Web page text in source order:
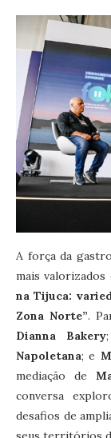
A força da
mais valorizados
na Tijuca:
Zona Norte”.
Dianna Bakery
Napoletana; e
mediação de
conversa
desafios de